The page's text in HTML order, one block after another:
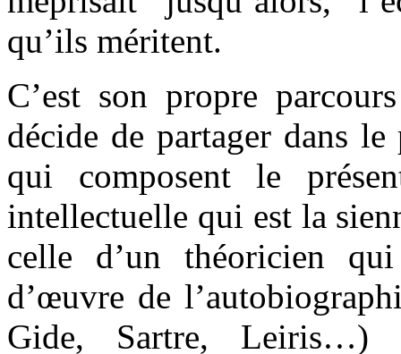
qu’ils méritent.
C’est son propre
décide de partager dans
qui composent le
intellectuelle qui est la
celle d’un théoricien
d’œuvre de
Gide, Sartre,